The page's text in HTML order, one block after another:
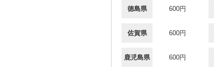
徳島県 600円
佐賀県 600円
鹿児島県 600円